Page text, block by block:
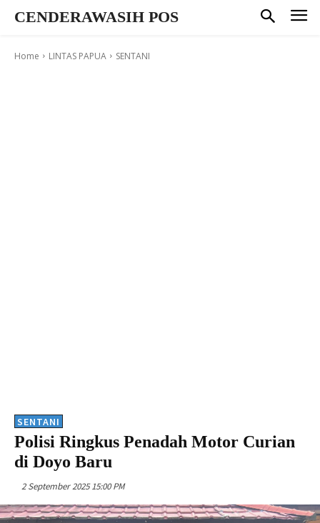
CENDERAWASIH POS
Home LINTAS PAPUA SENTANI
SENTANI
Polisi Ringkus Penadah Motor Curian
di Doyo Baru
2 September 2025 15:00 PM